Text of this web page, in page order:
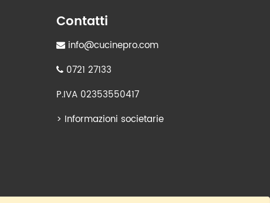
Contatti
info@cucinepro.com
0721 27133
P.IVA 02353550417
> Informazioni societarie